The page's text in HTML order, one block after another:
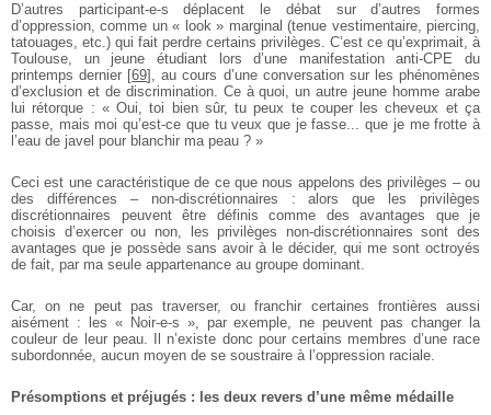
D’autres participant-e-s déplacent le débat sur d’autres formes
d’oppression, comme un « look » marginal (tenue vestimentaire, piercing,
tatouages, etc.) qui fait perdre certains privilèges. C’est ce qu’exprimait, à
Toulouse, un jeune étudiant lors d’une manifestation anti-CPE du
printemps dernier [69] , au cours d’une conversation sur les phénomènes
d’exclusion et de discrimination. Ce à quoi, un autre jeune homme arabe
lui rétorque : « Oui, toi bien sûr, tu peux te couper les cheveux et ça
passe, mais moi qu’est-ce que tu veux que je fasse... que je me frotte à
l’eau de javel pour blanchir ma peau ? »
Ceci est une caractéristique de ce que nous appelons des privilèges – ou
des différences – non-discrétionnaires : alors que les privilèges
discrétionnaires peuvent être définis comme des avantages que je
choisis d’exercer ou non, les privilèges non-discrétionnaires sont des
avantages que je possède sans avoir à le décider, qui me sont octroyés
de fait, par ma seule appartenance au groupe dominant.
Car, on ne peut pas traverser, ou franchir certaines frontières aussi
aisément : les « Noir-e-s », par exemple, ne peuvent pas changer la
couleur de leur peau. Il n’existe donc pour certains membres d’une race
subordonnée, aucun moyen de se soustraire à l’oppression raciale.
Présomptions et préjugés : les deux revers d’une même médaille